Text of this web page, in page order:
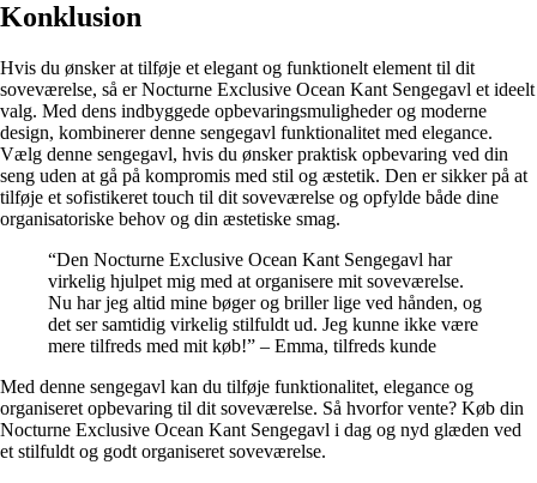
Konklusion
Hvis du ønsker at tilføje et elegant og funktionelt element til dit
soveværelse, så er Nocturne Exclusive Ocean Kant Sengegavl et ideelt
valg. Med dens indbyggede opbevaringsmuligheder og moderne
design, kombinerer denne sengegavl funktionalitet med elegance.
Vælg denne sengegavl, hvis du ønsker praktisk opbevaring ved din
seng uden at gå på kompromis med stil og æstetik. Den er sikker på at
tilføje et sofistikeret touch til dit soveværelse og opfylde både dine
organisatoriske behov og din æstetiske smag.
“Den Nocturne Exclusive Ocean Kant Sengegavl har
virkelig hjulpet mig med at organisere mit soveværelse.
Nu har jeg altid mine bøger og briller lige ved hånden, og
det ser samtidig virkelig stilfuldt ud. Jeg kunne ikke være
mere tilfreds med mit køb!” – Emma, tilfreds kunde
Med denne sengegavl kan du tilføje funktionalitet, elegance og
organiseret opbevaring til dit soveværelse. Så hvorfor vente? Køb din
Nocturne Exclusive Ocean Kant Sengegavl i dag og nyd glæden ved
et stilfuldt og godt organiseret soveværelse.